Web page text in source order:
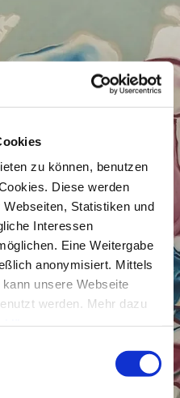
zu können, benutzen
Diese werden
Statistiken und
Interessen
Eine Weitergabe
anonymisiert. Mittels
unsere Webseite
werden. Mehr dazu
.
das
und
verbindet die
das Interesse am
wird sich dem
Eindeutigkeit entzieht.
Oktober 2026